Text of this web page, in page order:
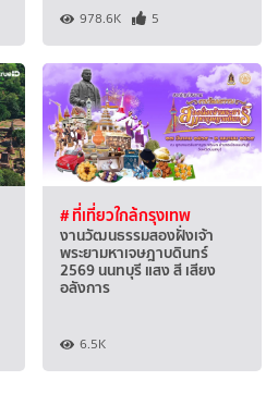
978.6K 5
# ที่เที่ยวใกล้กรุงเทพ
งานวัฒนธรรมสองฝั่งเจ้า
พระยามหาเจษฎาบดินทร์
2569 นนทบุรี แสง สี เสียง
อลังการ
6.5K